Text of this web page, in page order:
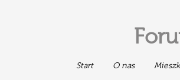
Start O nas